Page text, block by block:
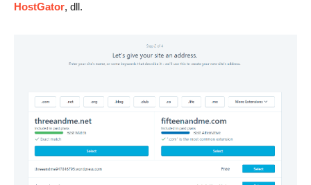
HostGator, dll.